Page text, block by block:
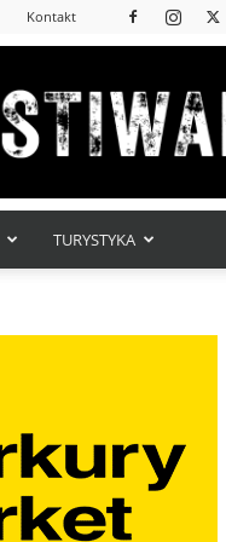
Kontakt
TURYSTYKA